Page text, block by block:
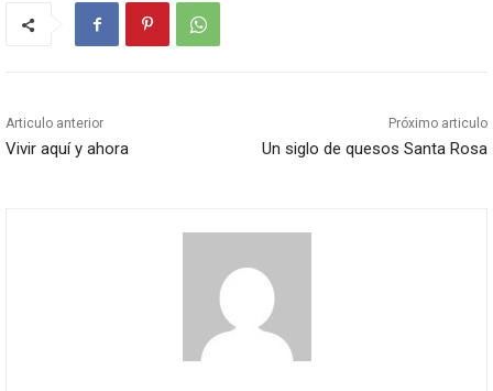
Articulo anterior
Vivir aquí y ahora
Próximo articulo
Un siglo de quesos Santa Rosa